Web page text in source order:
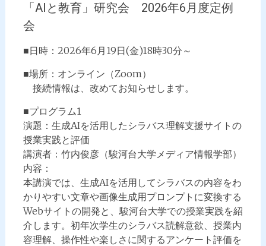
「AIと教育」研究会 2026年6月度定例
会
■日時：2026年6月19日(金)18時30分～
■場所：オンライン（Zoom）
接続情報は、改めてお知らせします。
■プログラム1
演題：生成AIを活用したシラバス理解支援サイトの
授業実践と評価
講演者：竹内俊彦（駿河台大学メディア情報学部）
内容：
本講演では、生成AIを活用してシラバスの内容をわ
かりやすい文章や画像生成用プロンプトに変換する
Webサイトの開発と、駿河台大学での授業実践を紹
介します。初年次学生のシラバス読解意欲、授業内
容理解、操作性や楽しさに関するアンケート評価を